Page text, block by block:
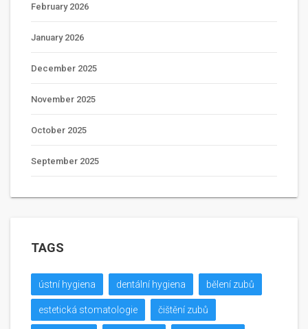
February 2026
January 2026
December 2025
November 2025
October 2025
September 2025
TAGS
ústní hygiena dentální hygiena bělení zubů
estetická stomatologie čištění zubů